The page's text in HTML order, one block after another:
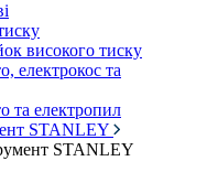
високого тиску
електрокос та
та електропил
STANLEY
STANLEY